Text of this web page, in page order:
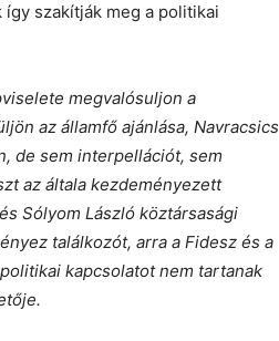
szakítják meg a politikai
megvalósuljon a
az államfő ajánlása, Navracsics
de sem interpellációt, sem
az általa kezdeményezett
Sólyom László köztársasági
találkozót, arra a Fidesz és a
kapcsolatot nem tartanak